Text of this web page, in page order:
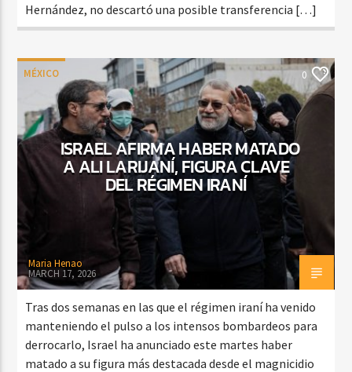
Hernández, no descartó una posible transferencia […]
MÉXICO 0
ISRAEL AFIRMA HABER MATADO
A ALI LARIJANÍ, FIGURA CLAVE
DEL RÉGIMEN IRANÍ
Maria Henao
MARCH 17, 2026
Tras dos semanas en las que el régimen iraní ha venido
manteniendo el pulso a los intensos bombardeos para
derrocarlo, Israel ha anunciado este martes haber
matado a su figura más destacada desde el magnicidio